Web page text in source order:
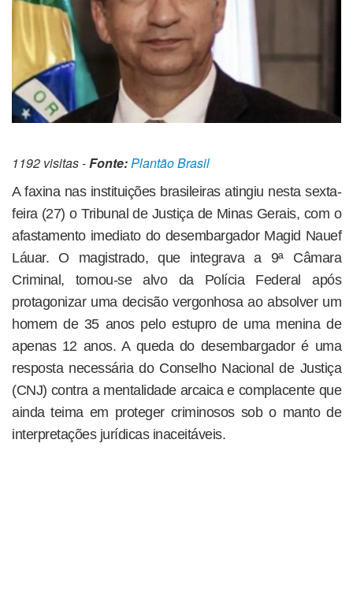
1192 visitas -Fonte:Plantão Brasil
A faxina nas instituições brasileiras atingiu nesta sexta-
feira (27) o Tribunal de Justiça de Minas Gerais, com o
afastamento imediato do desembargador Magid Nauef
Láuar. O magistrado, que integrava a 9ª Câmara
Criminal, tornou-se alvo da Polícia Federal após
protagonizar uma decisão vergonhosa ao absolver um
homem de 35 anos pelo estupro de uma menina de
apenas 12 anos. A queda do desembargador é uma
resposta necessária do Conselho Nacional de Justiça
(CNJ) contra a mentalidade arcaica e complacente que
ainda teima em proteger criminosos sob o manto de
interpretações jurídicas inaceitáveis.